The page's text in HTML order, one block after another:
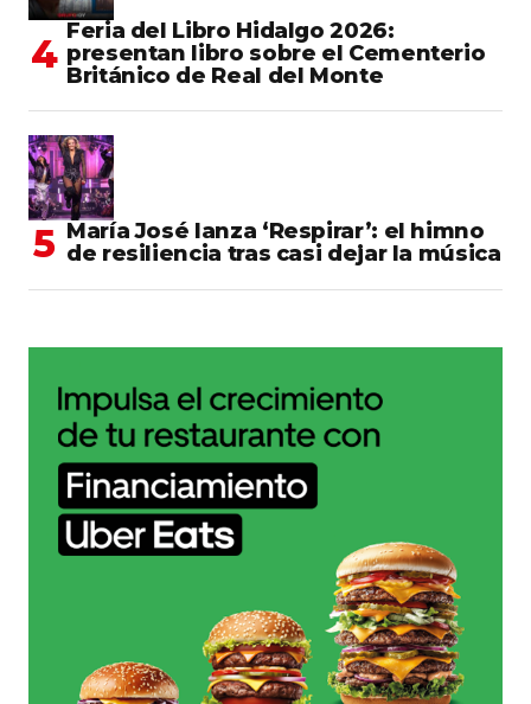
Feria del Libro Hidalgo 2026:
presentan libro sobre el Cementerio
Británico de Real del Monte
María José lanza ‘Respirar’: el himno
de resiliencia tras casi dejar la música